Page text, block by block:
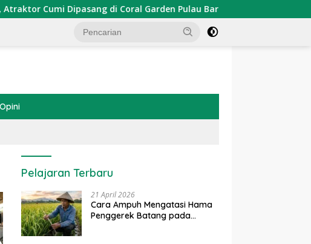
Cumi Dipasang di Coral Garden Pulau Barrang Caddi
Opini
Pelajaran Terbaru
21 April 2026
Cara Ampuh Mengatasi Hama
Penggerek Batang pada